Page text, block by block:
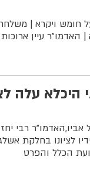
ויקרא |
| האדמו"ר עיין
עלה
רבי
לציונו בחלקת
הכלל והפרט